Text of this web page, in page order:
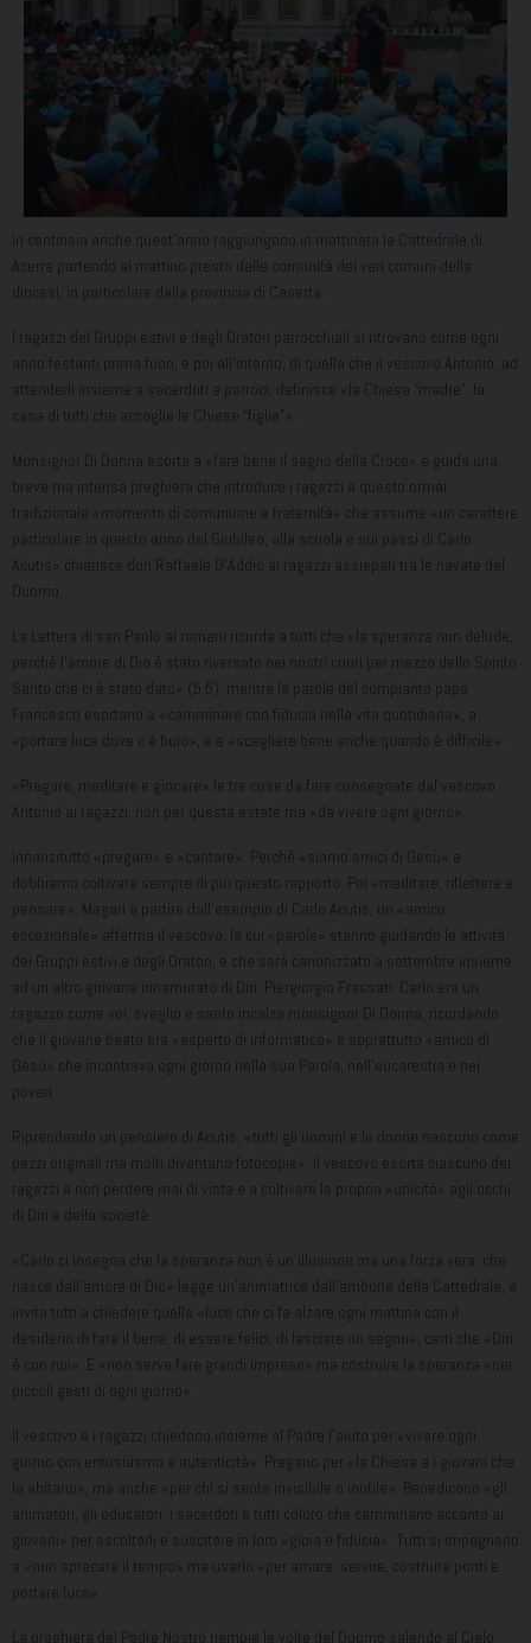
In centinaia anche quest’anno raggiungono in mattinata la Cattedrale di
Acerra partendo al mattino presto dalle comunità dei vari comuni della
diocesi, in particolare dalla provincia di Caserta.
I ragazzi del Gruppi estivi e degli Oratori parrocchiali si ritrovano come ogni
anno festanti prima fuori, e poi all’interno, di quella che il vescovo Antonio, ad
attenderli insieme a sacerdoti e parroci, definisce «la Chiesa “madre”, la
casa di tutti che accoglie le Chiese “figlie”».
Monsignor Di Donna esorta a «fare bene il segno della Croce» e guida una
breve ma intensa preghiera che introduce i ragazzi a questo ormai
tradizionale «momento di comunione e fraternità» che assume «un carattere
particolare in questo anno del Giubileo, alla scuola e sui passi di Carlo
Acutis» chiarisce don Raffaele D’Addio ai ragazzi assiepati tra le navate del
Duomo.
La Lettera di san Paolo ai romani ricorda a tutti che «la speranza non delude,
perché l’amore di Dio è stato riversato nei nostri cuori per mezzo dello Spirito
Santo che ci è stato dato» (5,5), mentre le parole del compianto papa
Francesco esortano a «camminare con fiducia nella vita quotidiana», a
«portare luce dove c’è buio», e a «scegliere bene anche quando è difficile».
«Pregare, meditare e giocare» le tre cose da fare consegnate dal vescovo
Antonio ai ragazzi, non per questa estate ma «da vivere ogni giorno».
Innanzitutto «pregare» e «cantare». Perché «siamo amici di Gesù» e
dobbiamo coltivare sempre di più questo rapporto. Poi «meditare, riflettere e
pensare». Magari a partire dall’esempio di Carlo Acutis, un «amico
eccezionale» afferma il vescovo, le cui «parole» stanno guidando le attività
dei Gruppi estivi e degli Oratori, e che sarà canonizzato a settembre insieme
ad un altro giovane innamorato di Dio, Piergiorgio Frassati. Carlo era un
ragazzo come voi, sveglio e santo incalza monsignor Di Donna, ricordando
che il giovane beato era «esperto di informatica» e soprattutto «amico di
Gesù» che incontrava ogni giorno nella sua Parola, nell’eucarestia e nei
poveri.
Riprendendo un pensiero di Acutis, «tutti gli uomini e le donne nascono come
pezzi originali ma molti diventano fotocopie», il vescovo esorta ciascuno dei
ragazzi a non perdere mai di vista e a coltivare la propria «unicità» agli occhi
di Dio e della società.
«Carlo ci insegna che la speranza non è un’illusione ma una forza vera, che
nasce dall’amore di Dio» legge un’animatrice dall’ambone della Cattedrale, e
invita tutti a chiedere quella «luce che ci fa alzare ogni mattina con il
desiderio di fare il bene, di essere felici, di lasciare un segno», certi che «Dio
è con noi». E «non serve fare grandi imprese» ma costruire la speranza «nei
piccoli gesti di ogni giorno».
Il vescovo e i ragazzi chiedono insieme al Padre l’aiuto per «vivere ogni
giorno con entusiasmo e autenticità». Pregano per «la Chiesa e i giovani che
la abitano», ma anche «per chi si sente invisibile o inutile». Benedicono «gli
animatori, gli educatori, i sacerdoti e tutti coloro che camminano accanto ai
giovani» per ascoltarli e suscitare in loro «gioia e fiducia». Tutti si impegnano
a «non sprecare il tempo» ma usarlo «per amare, servire, costruire ponti e
portare luce».
La preghiera del Padre Nostro riempie le volte del Duomo salendo al Cielo